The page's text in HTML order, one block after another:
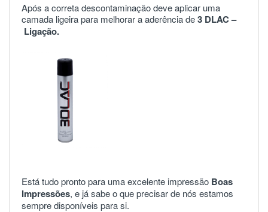
Após a correta descontaminação deve aplicar uma
camada ligeira para melhorar a aderência de3 DLAC –
Ligação.
Está tudo pronto para uma excelente impressão Boas
Impressões, e já sabe o que precisar de nós estamos
sempre disponíveis para si.